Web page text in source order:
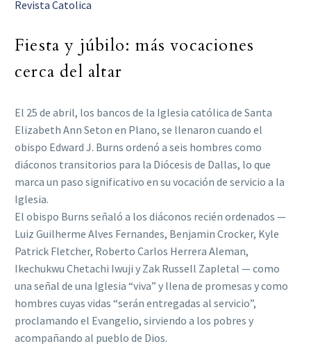
Revista Catolica
Fiesta y júbilo: más vocaciones
cerca del altar
El 25 de abril, los bancos de la Iglesia católica de Santa
Elizabeth Ann Seton en Plano, se llenaron cuando el
obispo Edward J. Burns ordenó a seis hombres como
diáconos transitorios para la Diócesis de Dallas, lo que
marca un paso significativo en su vocación de servicio a la
Iglesia.
El obispo Burns señaló a los diáconos recién ordenados —
Luiz Guilherme Alves Fernandes, Benjamin Crocker, Kyle
Patrick Fletcher, Roberto Carlos Herrera Aleman,
Ikechukwu Chetachi Iwuji y Zak Russell Zapletal — como
una señal de una Iglesia “viva” y llena de promesas y como
hombres cuyas vidas “serán entregadas al servicio”,
proclamando el Evangelio, sirviendo a los pobres y
acompañando al pueblo de Dios.